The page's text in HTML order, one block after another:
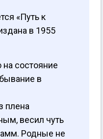
«Путь к
в 1955
на состояние
в
плена
весил чуть
Родные не